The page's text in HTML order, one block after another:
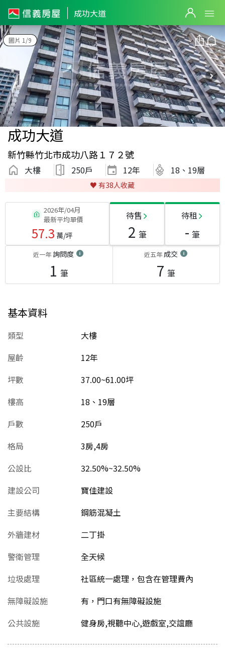
成功大道
圖片 1/9
成功大道
新竹縣竹北市成功八路１７２號
大樓 250戶 12年 18、19層
♥️ 有38人收藏
2026年/04月
最新平均單價
57.3 萬/坪
待售
2 筆
待租
- 筆
近一年詢問度
1 筆
近五年成交
7 筆
基本資料
類型
大樓
屋齡
12年
坪數
37.00~61.00坪
樓高
18、19層
戶數
250戶
格局
3房,4房
公設比
32.50%~32.50%
建設公司
寶佳建設
主要結構
鋼筋混凝土
外牆建材
二丁掛
警衛管理
全天候
垃圾處理
社區統一處理，包含在管理費內
無障礙設施
有，門口有無障礙設施
公共設施
健身房,視聽中心,遊戲室,交誼廳